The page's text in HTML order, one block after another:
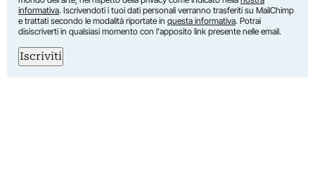
informativa. Iscrivendoti i tuoi dati personali verranno trasferiti su MailChimp
e trattati secondo le modalità riportate in questa informativa. Potrai
disiscriverti in qualsiasi momento con l'apposito link presente nelle email.
Iscriviti